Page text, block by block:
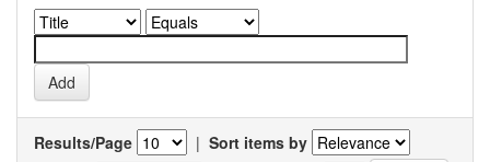
Results/Page | Sort items by